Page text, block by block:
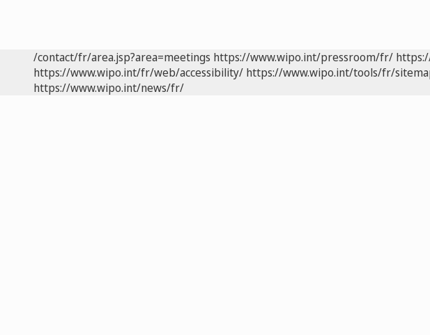
/contact/fr/area.jsp?area=meetings https://www.wipo.int/pressroom/fr/
https://www.wipo.int/fr/web/accessibility/ https://www.wipo.int/tools/fr/
https://www.wipo.int/news/fr/